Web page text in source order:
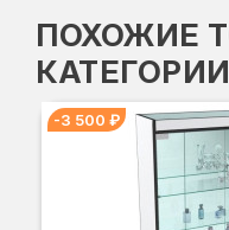
ПОХОЖИЕ
КАТЕГОРИИ
-3 500 ₽